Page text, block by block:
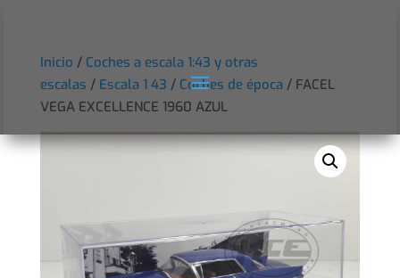
Inicio / Coches a escala 1:43 y otras
escalas / Escala 1 43 / Coches de época / FACEL
VEGA EXCELLENCE 1960 AZUL